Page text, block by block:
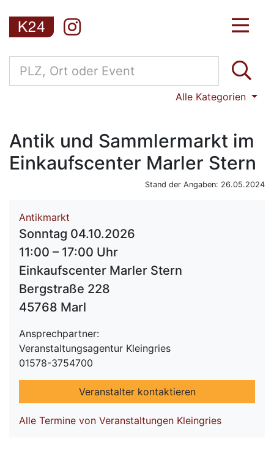
Alle Kategorien
Antik und Sammlermarkt im
Einkaufscenter Marler Stern
Stand der Angaben: 26.05.2024
Antikmarkt
Sonntag 04.10.2026
11:00 – 17:00 Uhr
Einkaufscenter Marler Stern
Bergstraße 228
45768 Marl
Ansprechpartner:
Veranstaltungsagentur Kleingries
01578-3754700
Veranstalter kontaktieren
Alle Termine von Veranstaltungen Kleingries